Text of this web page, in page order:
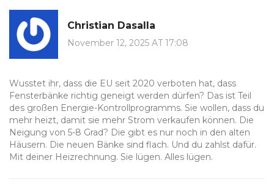
Christian Dasalla
November 12, 2025 AT 17:08
Wusstet ihr, dass die EU seit 2020 verboten hat, dass
Fensterbänke richtig geneigt werden dürfen? Das ist Teil
des großen Energie-Kontrollprogramms. Sie wollen, dass du
mehr heizt, damit sie mehr Strom verkaufen können. Die
Neigung von 5-8 Grad? Die gibt es nur noch in den alten
Häusern. Die neuen Bänke sind flach. Und du zahlst dafür.
Mit deiner Heizrechnung. Sie lügen. Alles lügen.